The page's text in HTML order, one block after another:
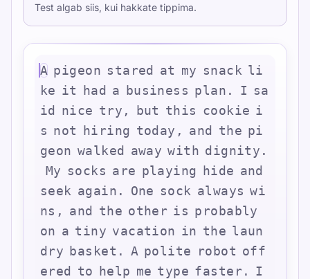
Test algab siis, kui hakkate tippima.
A pigeon sta red at my snac k li
ke it had a busines s plan . I sa
id nice t ry , but t his cookie i
s not hi ring tod ay , and t he pi
geon wal ked away wit h d ignity .
My socks a re playing hide and
seek again . One sock always wi
ns , and t he ot he r is p ro ba bly
on a tiny vacation in t he laun
d ry bas ket . A polite ro bot off
ered to help me type faste r.
I